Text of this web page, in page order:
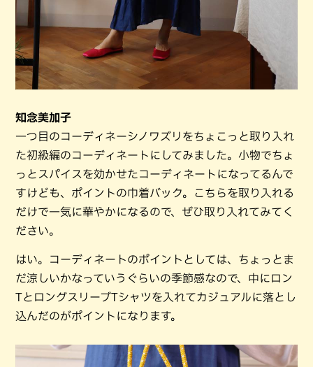
知念美加子
一つ目のコーディネーシノワズリをちょこっと取り入れ
た初級編のコーディネートにしてみました。小物でちょ
っとスパイスを効かせたコーディネートになってるんで
すけども、ポイントの巾着バック。こちらを取り入れる
だけで一気に華やかになるので、ぜひ取り入れてみてく
ださい。
はい。コーディネートのポイントとしては、ちょっとま
だ涼しいかなっていうぐらいの季節感なので、中にロン
TとロングスリーブTシャツを入れてカジュアルに落とし
込んだのがポイントになります。